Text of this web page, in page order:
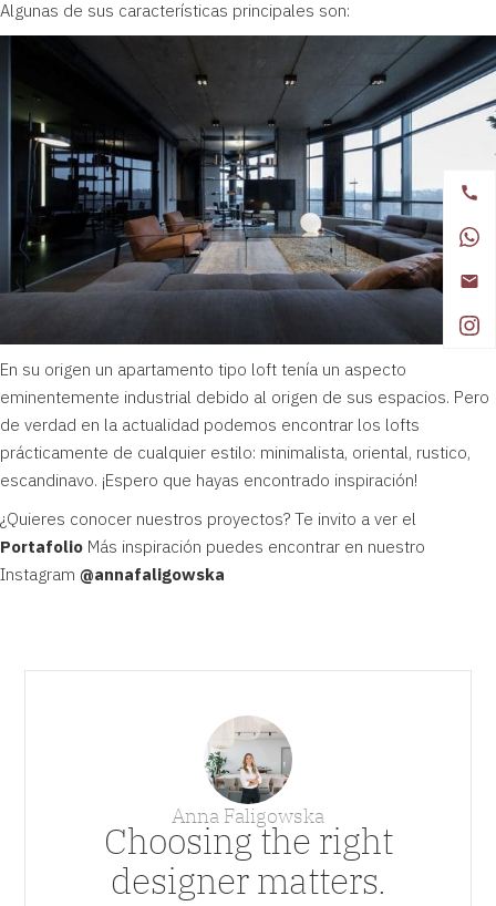
Algunas de sus características principales son:
En su origen un apartamento tipo loft tenía un aspecto
eminentemente industrial debido al origen de sus espacios. Pero
de verdad en la actualidad podemos encontrar los lofts
prácticamente de cualquier estilo: minimalista, oriental, rustico,
escandinavo. ¡Espero que hayas encontrado inspiración!
¿Quieres conocer nuestros proyectos? Te invito a ver el
Portafolio Más inspiración puedes encontrar en nuestro
Instagram @annafaligowska
Anna Faligowska
Choosing the right
designer matters.